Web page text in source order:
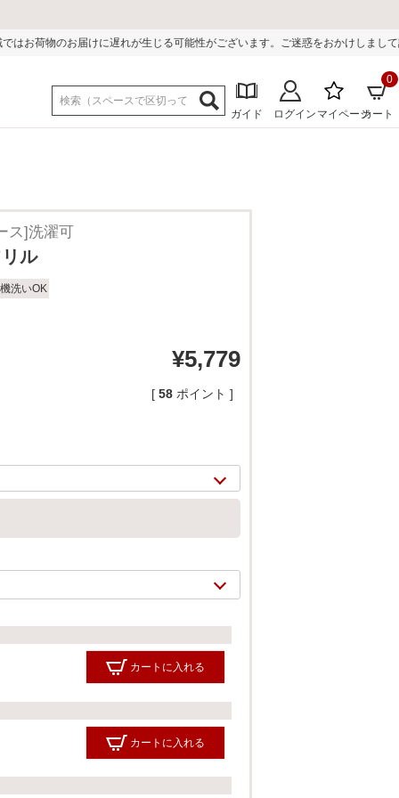
る可能性がございます。ご迷惑をおかけしまして誠に申し訳ございません。
ガイド ログイン マイページカート
0
ス]洗濯可
ル
洗いOK
¥5,779
[ 58 ポイント ]
カートに入れる
カートに入れる